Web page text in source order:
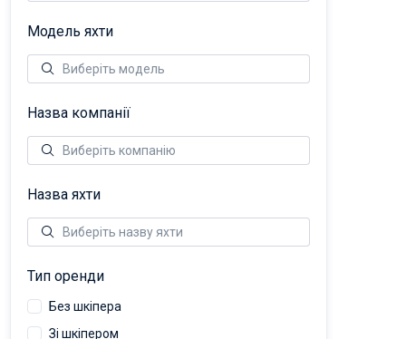
Модель яхти
Назва компанії
Назва яхти
Тип оренди
Без шкіпера
Зі шкіпером